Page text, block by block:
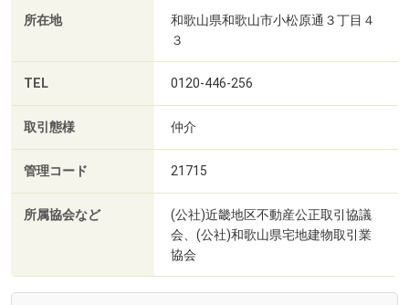
所在地
和歌山県和歌山市小松原通３丁目４
３
TEL 0120-446-256
取引態様 仲介
管理コード 21715
所属協会など
(公社)近畿地区不動産公正取引協議
会、(公社)和歌山県宅地建物取引業
協会